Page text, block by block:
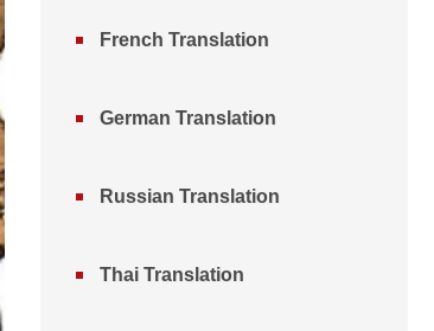
French Translation
German Translation
Russian Translation
Thai Translation